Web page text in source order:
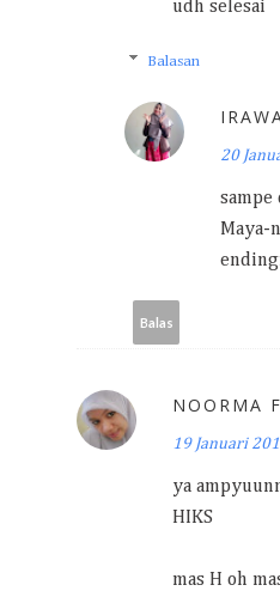
udh selesai
Balasan
20
sampe
Maya-
Balas
NOORMA
19 Januari
ya
HIKS
mas H oh